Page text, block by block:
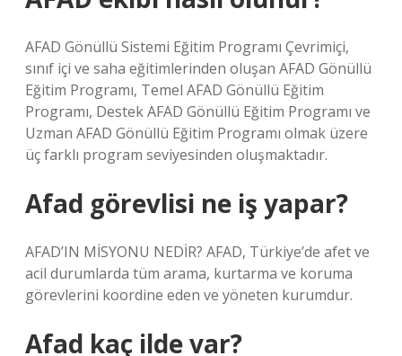
AFAD Gönüllü Sistemi Eğitim Programı Çevrimiçi,
sınıf içi ve saha eğitimlerinden oluşan AFAD Gönüllü
Eğitim Programı, Temel AFAD Gönüllü Eğitim
Programı, Destek AFAD Gönüllü Eğitim Programı ve
Uzman AFAD Gönüllü Eğitim Programı olmak üzere
üç farklı program seviyesinden oluşmaktadır.
Afad görevlisi ne iş yapar?
AFAD’IN MİSYONU NEDİR? AFAD, Türkiye’de afet ve
acil durumlarda tüm arama, kurtarma ve koruma
görevlerini koordine eden ve yöneten kurumdur.
Afad kaç ilde var?